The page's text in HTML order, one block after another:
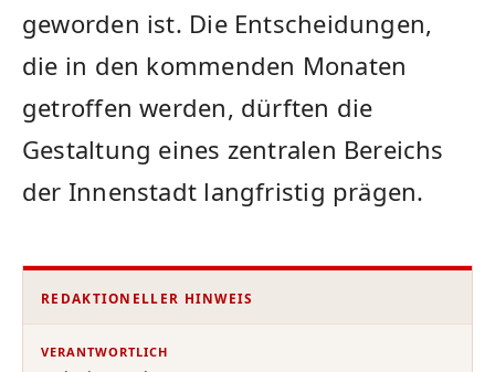
geworden ist. Die Entscheidungen,
die in den kommenden Monaten
getroffen werden, dürften die
Gestaltung eines zentralen Bereichs
der Innenstadt langfristig prägen.
REDAKTIONELLER HINWEIS
VERANTWORTLICH